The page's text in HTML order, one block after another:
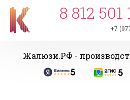
8 812 501
+7
Жалюзи.РФ -